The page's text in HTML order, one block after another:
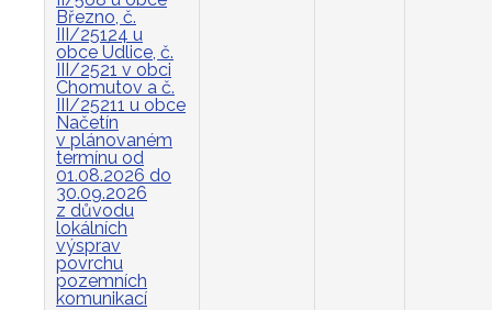
Březno, č.
III/25124 u
obce Údlice, č.
III/2521 v obci
Chomutov a č.
III/25211 u obce
Načetín
v plánovaném
termínu od
01.08.2026 do
30.09.2026
z důvodu
lokálních
výsprav
povrchu
pozemních
komunikací